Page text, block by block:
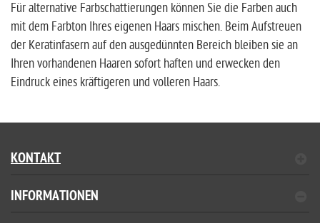
Für alternative Farbschattierungen können Sie die Farben auch
mit dem Farbton Ihres eigenen Haars mischen. Beim Aufstreuen
der Keratinfasern auf den ausgedünnten Bereich bleiben sie an
Ihren vorhandenen Haaren sofort haften und erwecken den
Eindruck eines kräftigeren und volleren Haars.
KONTAKT
INFORMATIONEN